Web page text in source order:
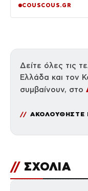
COUSCOUS.GR
Δείτε όλες τις
Ελλάδα και τον
συμβαίνουν, στο
ΑΚΟΛΟΥΘΗΣΤΕ
// ΣΧΟΛΙΑ